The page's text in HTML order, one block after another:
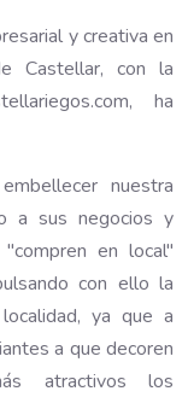
y creativa en
Castellar, con la
ha
nuestra
a sus negocios y
en local"
con ello la
ya que a
a que decoren
atractivos los